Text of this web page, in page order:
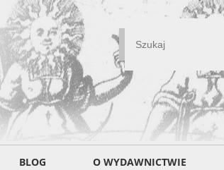
BLOG O WYDAWNICTWIE